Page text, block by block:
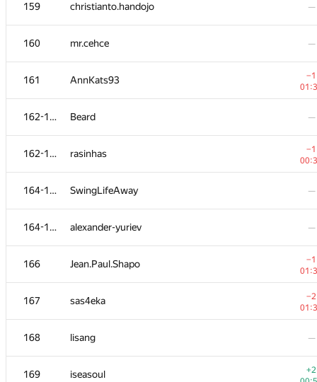
159 christianto.handojo —
160 mr.cehce —
161 AnnKats93
−1
162-163 Beard —
162-163 rasinhas
−1
164-165 SwingLifeAway —
164-165 alexander-yuriev —
166 Jean.Paul.Shapo
−1
167 sas4eka
−2
168 lisang —
169 iseasoul
+2
73/
151 indy256
152 tiiirz
−2